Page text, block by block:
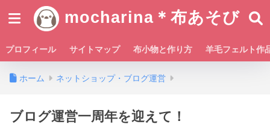
mocharina＊布あそび
プロフィール サイトマップ 布小物と作り方 羊毛フェルト作
ホーム ネットショップ・ブログ運営
ブログ運営一周年を迎えて！